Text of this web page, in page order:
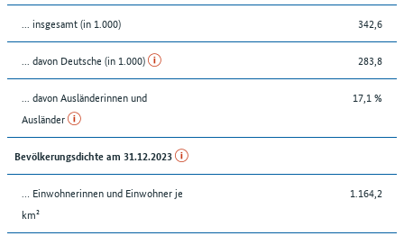
... insgesamt (in 1.000) 342,6
... davon Deutsche (in 1.000) 283,8
... davon Ausländerinnen und
Ausländer
17,1 %
Bevölkerungsdichte am 31.12.2023
… Einwohnerinnen und Einwohner je
km²
1.164,2